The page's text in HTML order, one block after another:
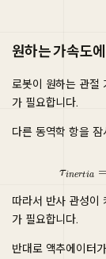
원하는 가속도
로봇이 원하는 관절
가 필요합니다.
다른 동역학 항을
따라서 반사 관성이
가 필요합니다.
반대로 액추에이터